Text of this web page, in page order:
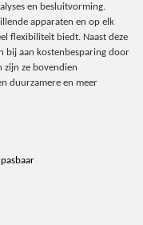
en besluitvorming.
apparaten en op elk
flexibiliteit biedt. Naast deze
bij aan kostenbesparing door
zijn ze bovendien
duurzamere en meer